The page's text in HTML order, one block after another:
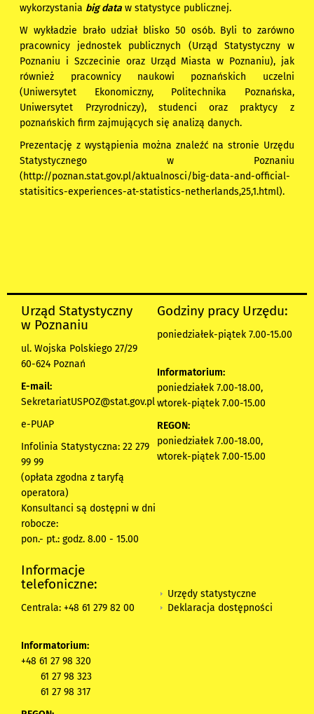
wykorzystania big data w statystyce publicznej.
W wykładzie brało udział blisko 50 osób. Byli to zarówno
pracownicy jednostek publicznych (Urząd Statystyczny w
Poznaniu i Szczecinie oraz Urząd Miasta w Poznaniu), jak
również pracownicy naukowi poznańskich uczelni
(Uniwersytet Ekonomiczny, Politechnika Poznańska,
Uniwersytet Przyrodniczy), studenci oraz praktycy z
poznańskich firm zajmujących się analizą danych.
Prezentację z wystąpienia można znaleźć na stronie Urzędu
Statystycznego w Poznaniu
(http://poznan.stat.gov.pl/aktualnosci/big-data-and-official-
statisitics-experiences-at-statistics-netherlands,25,1.html).
Urząd Statystyczny
w Poznaniu
ul. Wojska Polskiego 27/29
60-624 Poznań
E-mail:
SekretariatUSPOZ@stat.gov.pl
e-PUAP
Infolinia Statystyczna: 22 279
99 99
(opłata zgodna z taryfą
operatora)
Konsultanci są dostępni w dni
robocze:
pon.- pt.: godz. 8.00 - 15.00
Godziny pracy Urzędu:
poniedziałek-piątek 7.00-15.00
Informatorium:
poniedziałek 7.00-18.00,
wtorek-piątek 7.00-15.00
REGON:
poniedziałek 7.00-18.00,
wtorek-piątek 7.00-15.00
Informacje
telefoniczne:
Centrala: +48 61 279 82 00
Informatorium:
+48 61 27 98 320
61 27 98 323
61 27 98 317
Urzędy statystyczne
Deklaracja dostępności